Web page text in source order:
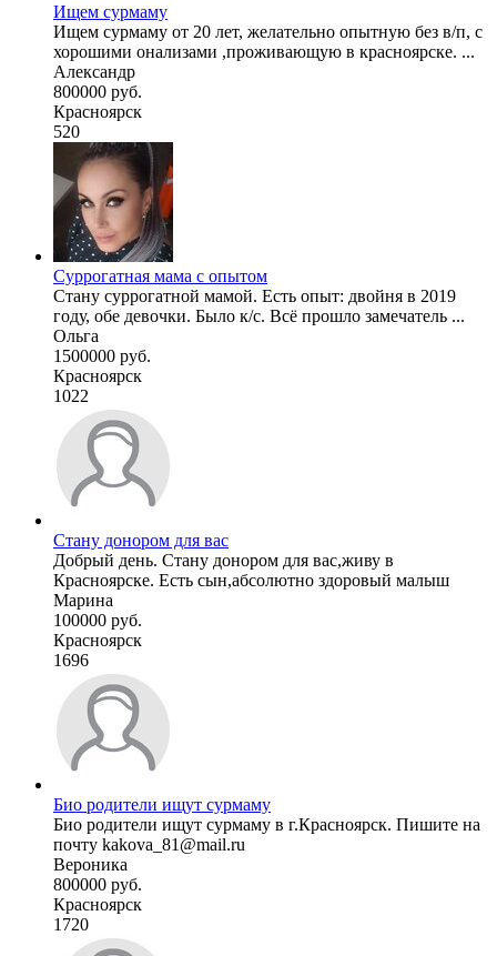
Ищем сурмаму
Ищем сурмаму от 20 лет, желательно опытную без в/п, с
хорошими онализами ,проживающую в красноярске. ...
Александр
800000 руб.
Красноярск
520
Суррогатная мама с опытом
Стану суррогатной мамой. Есть опыт: двойня в 2019
году, обе девочки. Было к/с. Всё прошло замечатель ...
Ольга
1500000 руб.
Красноярск
1022
Стану донором для вас
Добрый день. Стану донором для вас,живу в
Красноярске. Есть сын,абсолютно здоровый малыш
Марина
100000 руб.
Красноярск
1696
Био родители ищут сурмаму
Био родители ищут сурмаму в г.Красноярск. Пишите на
почту kakova_81@mail.ru
Вероника
800000 руб.
Красноярск
1720